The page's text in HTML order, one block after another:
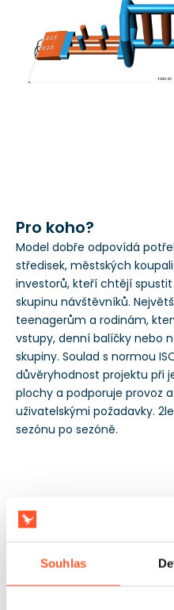
Souhlas
Pro koho?
Model dobře odpovídá
středisek, městských
investorů, kteří chtějí
skupinu návštěvníků.
teenagerům a rodinám,
vstupy, denní balíčky nebo
skupiny. Soulad s normou
důvěryhodnost projektu při
plochy a podporuje provoz
uživatelskými požadavky.
sezónu po sezóně.